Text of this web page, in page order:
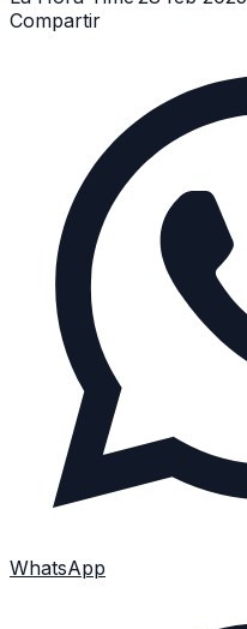
Compartir
WhatsApp